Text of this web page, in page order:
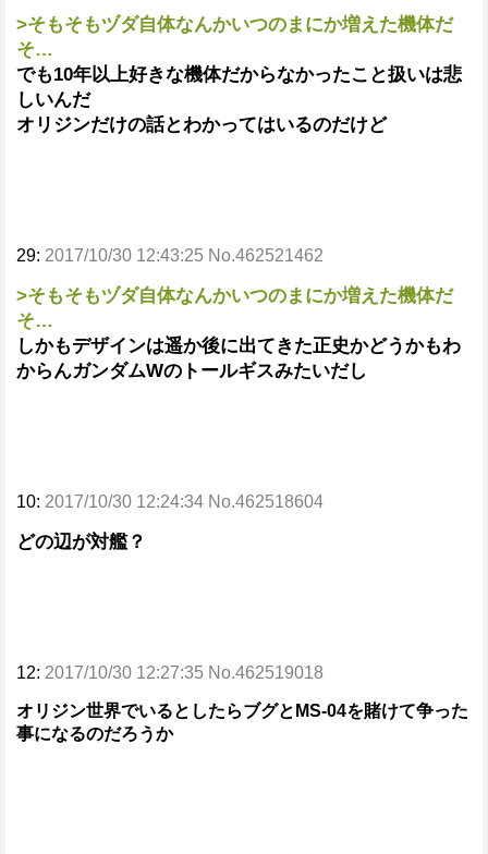
>そもそもヅダ自体なんかいつのまにか増えた機体だ
そ…
でも10年以上好きな機体だからなかったこと扱いは悲
しいんだ
オリジンだけの話とわかってはいるのだけど
29: 2017/10/30 12:43:25 No.462521462
>そもそもヅダ自体なんかいつのまにか増えた機体だ
そ…
しかもデザインは遥か後に出てきた正史かどうかもわ
からんガンダムWのトールギスみたいだし
10: 2017/10/30 12:24:34 No.462518604
どの辺が対艦？
12: 2017/10/30 12:27:35 No.462519018
オリジン世界でいるとしたらブグとMS-04を賭けて争った
事になるのだろうか